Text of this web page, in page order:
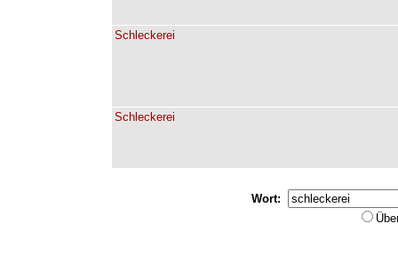
Schleckerei
Schleckerei
Wort: